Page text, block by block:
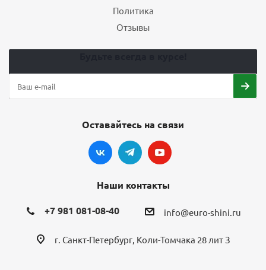
Политика
Отзывы
Оставайтесь на связи
Наши контакты
+7 981 081-08-40 info@euro-shini.ru
г. Санкт-Петербург, Коли-Томчака 28 лит З